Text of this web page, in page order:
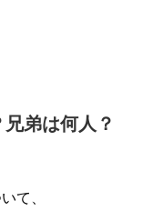
弟は何人？
て、